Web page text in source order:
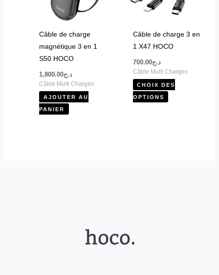
Câble de charge
magnétique 3 en 1
S50 HOCO
د.ج1,800.00
Câble Multi Charges
AJOUTER AU
PANIER
Câble de charge 3 en
1 X47 HOCO
د.ج700.00
Câble Multi Charges
CHOIX DES
OPTIONS
Les
options
peuvent
être
la
page
du